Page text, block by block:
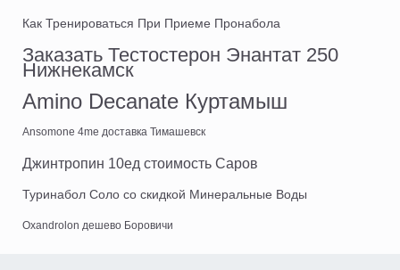
Как Тренироваться При Приеме Пронабола
Заказать Тестостерон Энантат 250
Нижнекамск
Amino Decanate Куртамыш
Ansomone 4me доставка Тимашевск
Джинтропин 10ед стоимость Саров
Туринабол Соло со скидкой Минеральные Воды
Oxandrolon дешево Боровичи